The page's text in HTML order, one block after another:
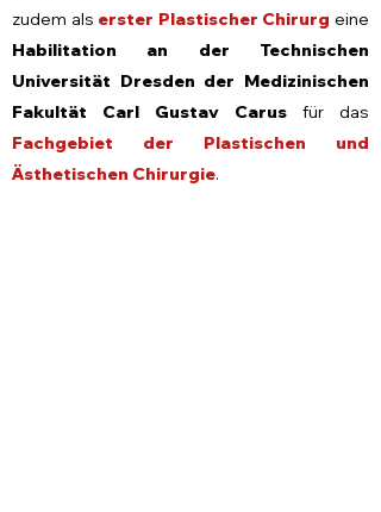
zudem als erster Plastischer Chirurg eine
Habilitation an der Technischen
Universität Dresden der Medizinischen
Fakultät Carl Gustav Carus für das
Fachgebiet der Plastischen und
Ästhetischen Chirurgie.